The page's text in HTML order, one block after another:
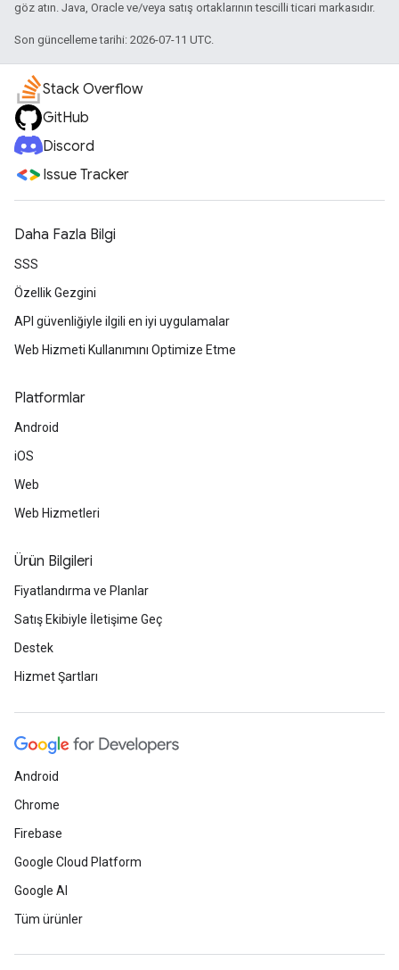
göz atın. Java, Oracle ve/veya satış ortaklarının tescilli ticari markasıdır.
Son güncelleme tarihi: 2026-07-11 UTC.
Stack Overflow
GitHub
Discord
Issue Tracker
Daha Fazla Bilgi
SSS
Özellik Gezgini
API güvenliğiyle ilgili en iyi uygulamalar
Web Hizmeti Kullanımını Optimize Etme
Platformlar
Android
iOS
Web
Web Hizmetleri
Ürün Bilgileri
Fiyatlandırma ve Planlar
Satış Ekibiyle İletişime Geç
Destek
Hizmet Şartları
Android
Chrome
Firebase
Google Cloud Platform
Google AI
Tüm ürünler